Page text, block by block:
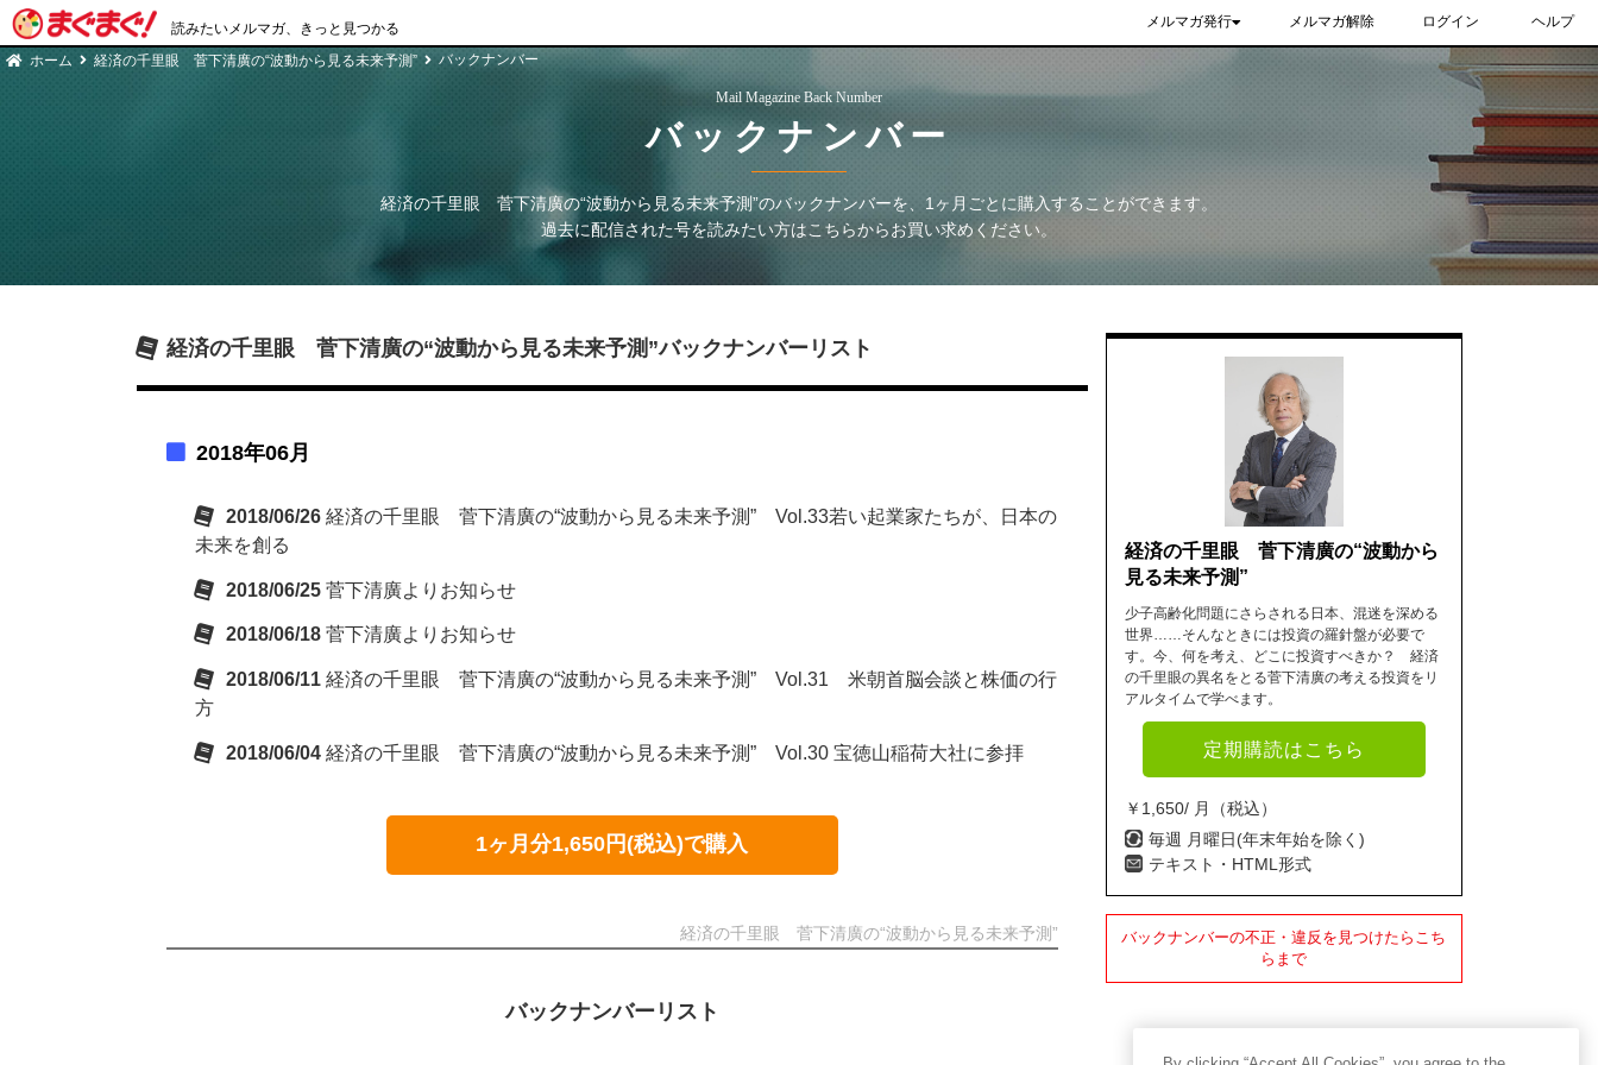
読みたいメルマガ、きっと見つかる メルマガ発行 メルマガ解除 ログイン ヘルプ
ホーム 経済の千里眼 菅下清廣の“波動から見る未来予測” バックナンバー
Mail Magazine Back Number
バックナンバー
経済の千里眼 菅下清廣の“波動から見る未来予測”のバックナンバーを、1ヶ月ごとに購入することができます。
過去に配信された号を読みたい方はこちらからお買い求めください。
経済の千里眼 菅下清廣の“波動から見る未来予測”バックナンバーリスト
2018年06月
2018/06/26 経済の千里眼 菅下清廣の“波動から見る未来予測” Vol.33若い起業家たちが、日本の
未来を創る
2018/06/25 菅下清廣よりお知らせ
2018/06/18 菅下清廣よりお知らせ
2018/06/11 経済の千里眼 菅下清廣の“波動から見る未来予測” Vol.31 米朝首脳会談と株価の行
方
2018/06/04 経済の千里眼 菅下清廣の“波動から見る未来予測” Vol.30 宝徳山稲荷大社に参拝
1ヶ月分1,650円(税込)で購入
経済の千里眼 菅下清廣の“波動から見る未来予測”
バックナンバーリスト
経済の千里眼 菅下清廣の“波動から
見る未来予測”
少子高齢化問題にさらされる日本、混迷を深める
世界……そんなときには投資の羅針盤が必要で
す。今、何を考え、どこに投資すべきか？ 経済
の千里眼の異名をとる菅下清廣の考える投資をリ
アルタイムで学べます。
定期購読はこちら
￥1,650/ 月（税込）
毎週 月曜日(年末年始を除く)
テキスト・HTML形式
バックナンバーの不正・違反を見つけたらこち
らまで